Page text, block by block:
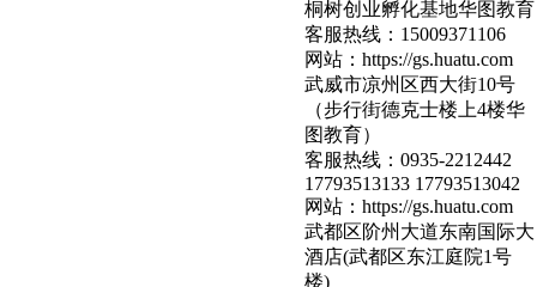
桐树创业孵化基地华图教育
客服热线： 15009371106
网站：https://gs.huatu.com
武威市凉州区西大街10号
（步行街德克士楼上4楼华
图教育）
客服热线：0935-2212442
17793513133 17793513042
网站：https://gs.huatu.com
武都区阶州大道东南国际大
酒店(武都区东江庭院1号
楼)